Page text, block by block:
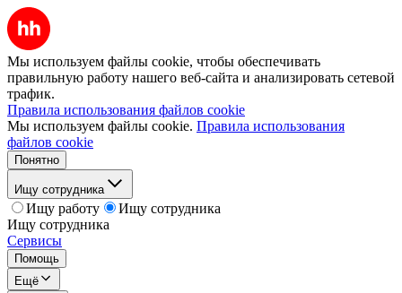
Мы используем файлы cookie, чтобы обеспечивать
правильную работу нашего веб-сайта и анализировать сетевой
трафик.
Правила использования файлов cookie
Мы используем файлы cookie. Правила использования
файлов cookie
Понятно
Ищу сотрудника
Ищу работу
Ищу сотрудника
Ищу сотрудника
Сервисы
Помощь
Ещё